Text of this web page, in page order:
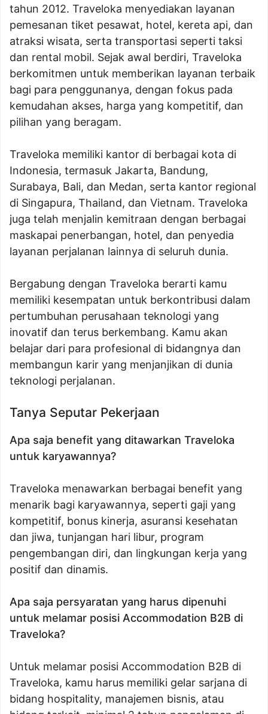
tahun 2012. Traveloka menyediakan layanan
pemesanan tiket pesawat, hotel, kereta api, dan
atraksi wisata, serta transportasi seperti taksi
dan rental mobil. Sejak awal berdiri, Traveloka
berkomitmen untuk memberikan layanan terbaik
bagi para penggunanya, dengan fokus pada
kemudahan akses, harga yang kompetitif, dan
pilihan yang beragam.
Traveloka memiliki kantor di berbagai kota di
Indonesia, termasuk Jakarta, Bandung,
Surabaya, Bali, dan Medan, serta kantor regional
di Singapura, Thailand, dan Vietnam. Traveloka
juga telah menjalin kemitraan dengan berbagai
maskapai penerbangan, hotel, dan penyedia
layanan perjalanan lainnya di seluruh dunia.
Bergabung dengan Traveloka berarti kamu
memiliki kesempatan untuk berkontribusi dalam
pertumbuhan perusahaan teknologi yang
inovatif dan terus berkembang. Kamu akan
belajar dari para profesional di bidangnya dan
membangun karir yang menjanjikan di dunia
teknologi perjalanan.
Tanya Seputar Pekerjaan
Apa saja benefit yang ditawarkan Traveloka
untuk karyawannya?
Traveloka menawarkan berbagai benefit yang
menarik bagi karyawannya, seperti gaji yang
kompetitif, bonus kinerja, asuransi kesehatan
dan jiwa, tunjangan hari libur, program
pengembangan diri, dan lingkungan kerja yang
positif dan dinamis.
Apa saja persyaratan yang harus dipenuhi
untuk melamar posisi Accommodation B2B di
Traveloka?
Untuk melamar posisi Accommodation B2B di
Traveloka, kamu harus memiliki gelar sarjana di
bidang hospitality, manajemen bisnis, atau